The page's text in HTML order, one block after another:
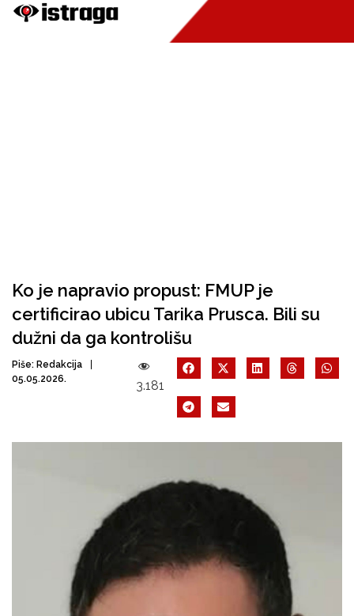
Ko je napravio propust: FMUP je
certificirao ubicu Tarika Prusca. Bili su
dužni da ga kontrolišu
Piše: Redakcija
05.05.2026.
3.181